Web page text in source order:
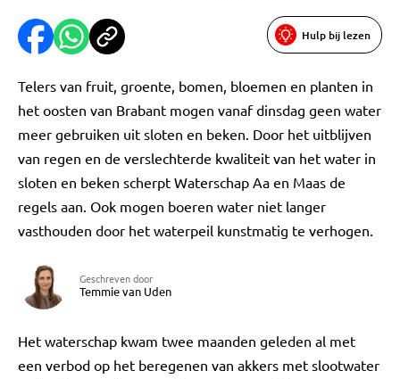
Hulp bij lezen
Telers van fruit, groente, bomen, bloemen en planten in
het oosten van Brabant mogen vanaf dinsdag geen water
meer gebruiken uit sloten en beken. Door het uitblijven
van regen en de verslechterde kwaliteit van het water in
sloten en beken scherpt Waterschap Aa en Maas de
regels aan. Ook mogen boeren water niet langer
vasthouden door het waterpeil kunstmatig te verhogen.
Geschreven door
Temmie van Uden
Het waterschap kwam twee maanden geleden al met
een verbod op het beregenen van akkers met slootwater